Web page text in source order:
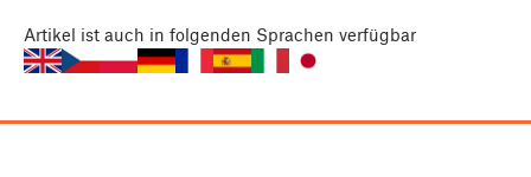
Artikel ist auch in folgenden Sprachen verfügbar